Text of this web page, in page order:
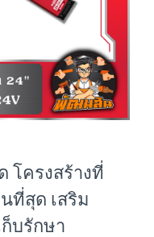
โครงสร้างที่
ที่สุด เสริม
บรักษา